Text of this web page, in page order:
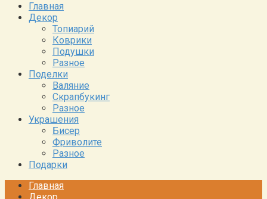
Главная
Декор
Топиарий
Коврики
Подушки
Разное
Поделки
Валяние
Скрапбукинг
Разное
Украшения
Бисер
Фриволите
Разное
Подарки
Главная